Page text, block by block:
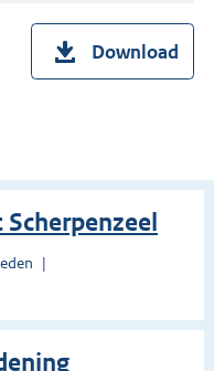
Download